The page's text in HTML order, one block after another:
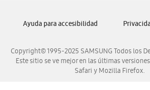
Samsung Venezuela
Copyright© 1995-2025 SAMSUNG Todos los
Este sitio se ve mejor en las últimas
Safari y Mozilla Firefox.
Ayuda para accesibilidad